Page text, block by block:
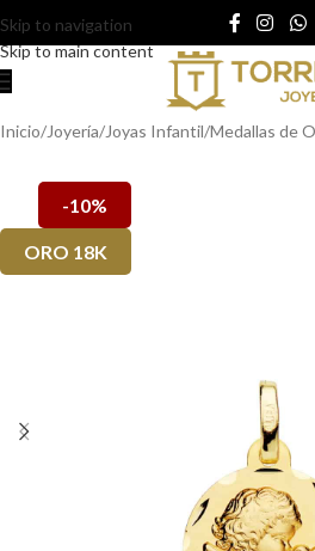
Skip to navigation
Skip to main content
Inicio/Joyería/Joyas Infantil/Medallas de
-10%
ORO 18K